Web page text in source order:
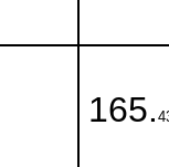
165.